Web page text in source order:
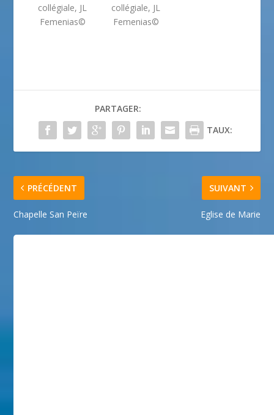
collégiale, JL
Femenias©
collégiale, JL
Femenias©
PARTAGER:
TAUX:
PRÉCÉDENT
Chapelle San Peïre
SUIVANT
Eglise de Marie